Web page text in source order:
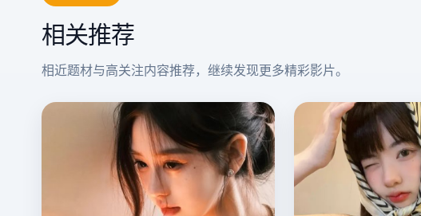
相关推荐
相近题材与高关注内容推荐，继续发现更多精彩影片。